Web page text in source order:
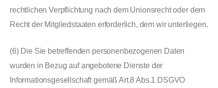
rechtlichen Verpflichtung nach dem Unionsrecht oder dem
Recht der Mitgliedstaaten erforderlich, dem wir unterliegen.
(6) Die Sie betreffenden personenbezogenen Daten
wurden in Bezug auf angebotene Dienste der
Informationsgesellschaft gemäß Art.8 Abs.1 DSGVO